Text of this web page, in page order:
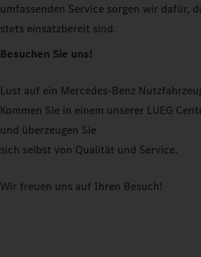
umfassenden Service sorgen wir dafür,
stets einsatzbereit sind.
Besuchen Sie uns!
Lust auf ein Mercedes-Benz
Kommen Sie in einem unserer LUEG
und überzeugen Sie
sich selbst von Qualität und Service.
Wir freuen uns auf Ihren Besuch!